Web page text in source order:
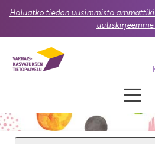
Haluatko tiedon uusimmista
uutiskirjeemme.
KIRJAUDU SISÄÄN